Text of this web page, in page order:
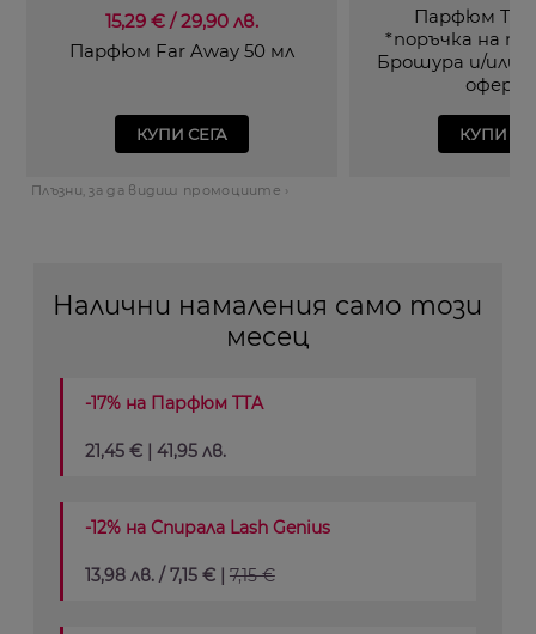
15,29 € / 29,90 лв.
Парфюм Far Away 50 мл
КУПИ СЕГА
Парфюм TTA
*поръчка на
Брошура и/или
КУПИ
Плъзни, за да видиш промоциите ›
Налични намаления само този
месец
-17% на Парфюм TTA
21,45 € | 41,95 лв.
-12% на Спирала Lash Genius
13,98 лв. / 7,15 € | 7,15 €